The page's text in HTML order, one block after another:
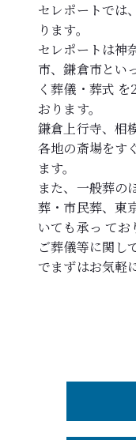
セレポートでは
ります。
セレポートは神
市、鎌倉市とい
く葬儀・葬式
おります。
鎌倉上行寺、相
各地の斎場をす
ます。
また、一般葬の
葬・市民葬、東
いても承っ てお
ご葬儀等に関し
でまずはお気軽